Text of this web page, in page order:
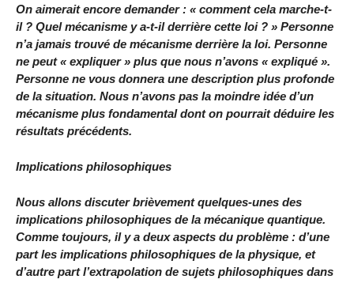
On aimerait encore demander : « comment cela marche-t-
il ? Quel mécanisme y a-t-il derrière cette loi ? » Personne
n’a jamais trouvé de mécanisme derrière la loi. Personne
ne peut « expliquer » plus que nous n’avons « expliqué ».
Personne ne vous donnera une description plus profonde
de la situation. Nous n’avons pas la moindre idée d’un
mécanisme plus fondamental dont on pourrait déduire les
résultats précédents.
Implications philosophiques
Nous allons discuter brièvement quelques-unes des
implications philosophiques de la mécanique quantique.
Comme toujours, il y a deux aspects du problème : d’une
part les implications philosophiques de la physique, et
d’autre part l’extrapolation de sujets philosophiques dans